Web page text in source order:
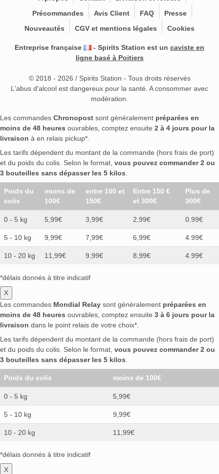
Précommandes
Avis Client FAQ
Presse
Nouveautés
CGV et mentions légales Cookies
Entreprise française - Spirits Station est un caviste en
ligne basé à Poitiers
© 2018 - 2026 / Spirits Station - Tous droits réservés
L'abus d'alcool est dangereux pour la santé. A consommer avec
modération.
Les commandes Chronopost sont généralement préparées en
moins de 48 heures ouvrables, comptez ensuite 2 à 4 jours pour la
livraison à en relais pickup*.
Les tarifs dépendent du montant de la commande (hors frais de port)
et du poids du colis. Selon le format, vous pouvez commander 2 ou
3 bouteilles sans dépasser les 5 kilos
Poids du
colis
moins de
100€
entre 100 et
150€
Entre 150 €
et 300€
Plus de
300€
0 - 5 kg 5,99€ 3,99€ 2,99€ 0.99€
5 - 10 kg 9,99€ 7,99€ 6,99€ 4.99€
10 - 20 kg 11,99€ 9,99€ 8,99€ 4.99€
*délais donnés à titre indicatif
X
Les commandes Mondial Relay sont généralement préparées en
moins de 48 heures ouvrables, comptez ensuite 3 à 6 jours pour la
livraison dans le point relais de votre choix*.
Les tarifs dépendent du montant de la commande (hors frais de port)
et du poids du colis. Selon le format, vous pouvez commander 2 ou
3 bouteilles sans dépasser les 5 kilos
Poids du colis moins de 100€
0 - 5 kg 5,99€
5 - 10 kg 9,99€
10 - 20 kg 11,99€
*délais donnés à titre indicatif
X